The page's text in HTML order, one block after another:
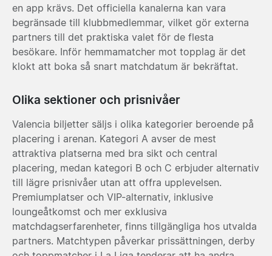
en app krävs. Det officiella kanalerna kan vara
begränsade till klubbmedlemmar, vilket gör externa
partners till det praktiska valet för de flesta
besökare. Inför hemmamatcher mot topplag är det
klokt att boka så snart matchdatum är bekräftat.
Olika sektioner och prisnivåer
Valencia biljetter säljs i olika kategorier beroende på
placering i arenan. Kategori A avser de mest
attraktiva platserna med bra sikt och central
placering, medan kategori B och C erbjuder alternativ
till lägre prisnivåer utan att offra upplevelsen.
Premiumplatser och VIP-alternativ, inklusive
loungeåtkomst och mer exklusiva
matchdagserfarenheter, finns tillgängliga hos utvalda
partners. Matchtypen påverkar prissättningen, derby